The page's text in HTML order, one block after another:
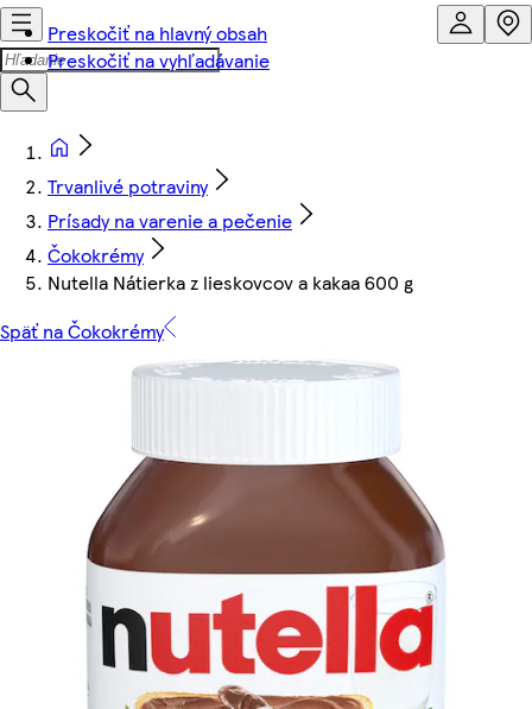
Preskočiť na hlavný obsah
Preskočiť na vyhľadávanie
Trvanlivé potraviny
Prísady na varenie a pečenie
Čokokrémy
Nutella Nátierka z lieskovcov a kakaa 600 g
Späť na Čokokrémy